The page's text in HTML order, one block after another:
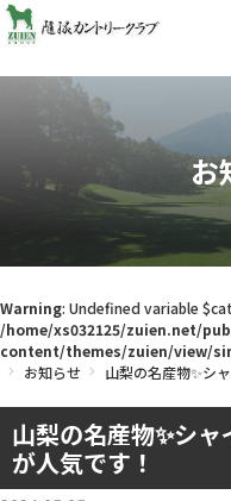
お
Warning: Undefined variable
/home/xs032125/zuien.net/
content/themes/zuien/view/
お知らせ
山梨の名産物✨シ
山梨の名産物✨シ
が人気です！